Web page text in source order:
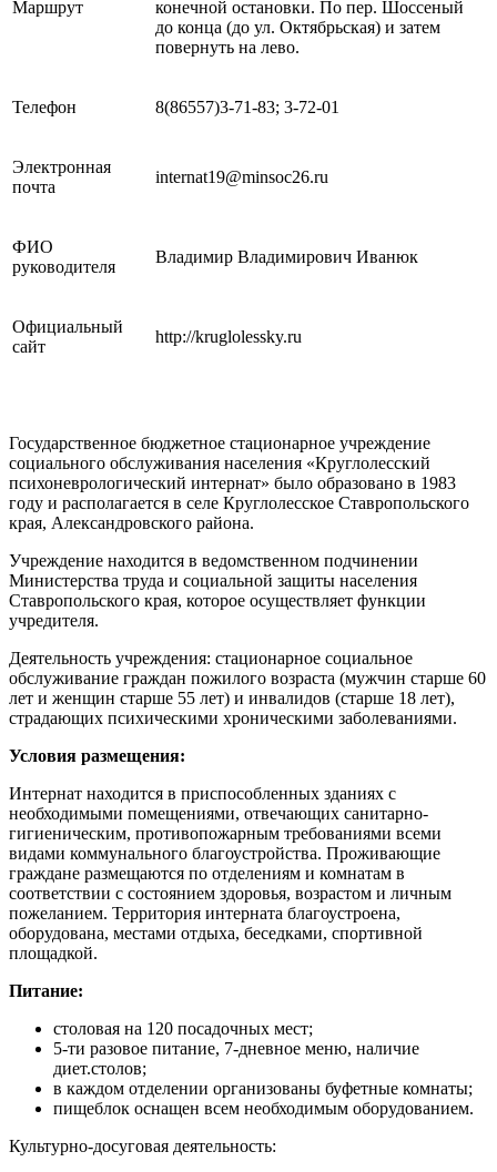
Маршрут
конечной остановки. По пер. Шоссеный
до конца (до ул. Октябрьская) и затем
повернуть на лево.
Телефон 8(86557)3-71-83; 3-72-01
Электронная
почта
internat19@minsoc26.ru
ФИО
руководителя
Владимир Владимирович Иванюк
Официальный
сайт
http://kruglolessky.ru
Государственное бюджетное стационарное учреждение
социального обслуживания населения «Круглолесский
психоневрологический интернат» было образовано в 1983
году и располагается в селе Круглолесское Ставропольского
края, Александровского района.
Учреждение находится в ведомственном подчинении
Министерства труда и социальной защиты населения
Ставропольского края, которое осуществляет функции
учредителя.
Деятельность учреждения: стационарное социальное
обслуживание граждан пожилого возраста (мужчин старше 60
лет и женщин старше 55 лет) и инвалидов (старше 18 лет),
страдающих психическими хроническими заболеваниями.
Условия размещения:
Интернат находится в приспособленных зданиях с
необходимыми помещениями, отвечающих санитарно-
гигиеническим, противопожарным требованиями всеми
видами коммунального благоустройства. Проживающие
граждане размещаются по отделениям и комнатам в
соответствии с состоянием здоровья, возрастом и личным
пожеланием. Территория интерната благоустроена,
оборудована, местами отдыха, беседками, спортивной
площадкой.
Питание:
столовая на 120 посадочных мест;
5-ти разовое питание, 7-дневное меню, наличие
диет.столов;
в каждом отделении организованы буфетные комнаты;
пищеблок оснащен всем необходимым оборудованием.
Культурно-досуговая деятельность: